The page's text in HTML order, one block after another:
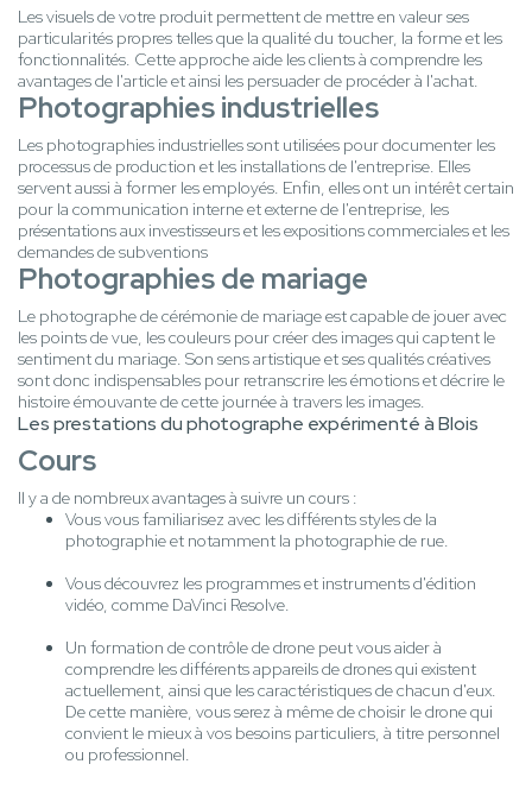
Les visuels de votre produit permettent de mettre en valeur ses
particularités propres telles que la qualité du toucher, la forme et les
fonctionnalités. Cette approche aide les clients à comprendre les
avantages de l'article et ainsi les persuader de procéder à l'achat.
Photographies industrielles
Les photographies industrielles sont utilisées pour documenter les
processus de production et les installations de l'entreprise. Elles
servent aussi à former les employés. Enfin, elles ont un intérêt certain
pour la communication interne et externe de l'entreprise, les
présentations aux investisseurs et les expositions commerciales et les
demandes de subventions
Photographies de mariage
Le photographe de cérémonie de mariage est capable de jouer avec
les points de vue, les couleurs pour créer des images qui captent le
sentiment du mariage. Son sens artistique et ses qualités créatives
sont donc indispensables pour retranscrire les émotions et décrire le
histoire émouvante de cette journée à travers les images.
Les prestations du photographe expérimenté à Blois
Cours
Il y a de nombreux avantages à suivre un cours :
Vous vous familiarisez avec les différents styles de la
photographie et notamment la photographie de rue.
Vous découvrez les programmes et instruments d'édition
vidéo, comme DaVinci Resolve.
Un formation de contrôle de drone peut vous aider à
comprendre les différents appareils de drones qui existent
actuellement, ainsi que les caractéristiques de chacun d'eux.
De cette manière, vous serez à même de choisir le drone qui
convient le mieux à vos besoins particuliers, à titre personnel
ou professionnel.